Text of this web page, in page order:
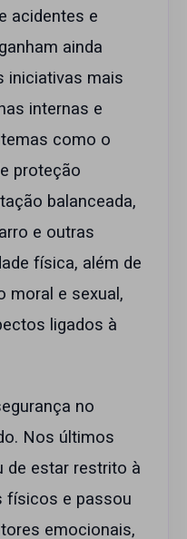
acidentes e
ainda
iniciativas mais
internas e
como o
proteção
balanceada,
e outras
física, além de
moral e sexual,
ligados à
no
Nos últimos
de estar restrito à
físicos e passou
emocionais,